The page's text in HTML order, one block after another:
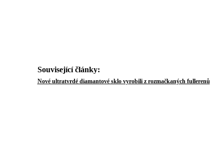
Související články:
Nové ultratvrdé diamantové sklo vyrobili z rozmačkaných fullerenů